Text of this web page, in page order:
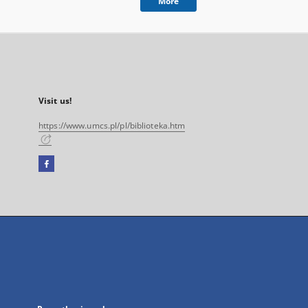
Visit us!
https://www.umcs.pl/pl/biblioteka.htm
Facebook
open